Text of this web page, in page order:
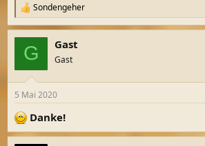
R
e
a
e
n
:
Sondengeher
G Gast
Gast
5 Mai 2020
Danke!